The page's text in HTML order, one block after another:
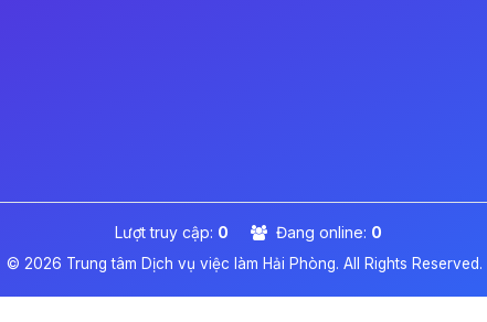
Lượt truy cập: 0 Đang online: 0
© 2026 Trung tâm Dịch vụ việc làm Hải Phòng. All Rights Reserved.